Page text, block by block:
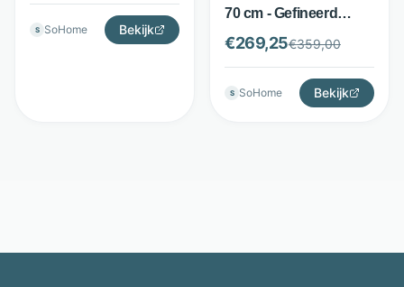
Afneembaar dienblad -
Grijs - Tower Living
S SoHome Bekijk
70 cm - Gefineerd
eikenhout en metaal -
Gerookt eiken met
matte lak - Naturel -
Tower Living
€269,25€359,00
S SoHome Bekijk